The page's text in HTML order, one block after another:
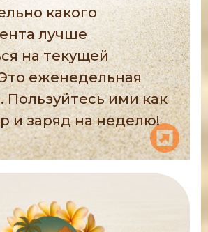
какого
лучше
на текущей
еженедельная
Пользуйтесь ими как
и заряд на неделю!